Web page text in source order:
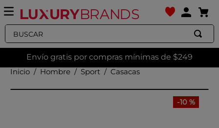
Buscar
Envío gratis por compras mínimas de $249
Hombre
Sport Casacas
-10 %